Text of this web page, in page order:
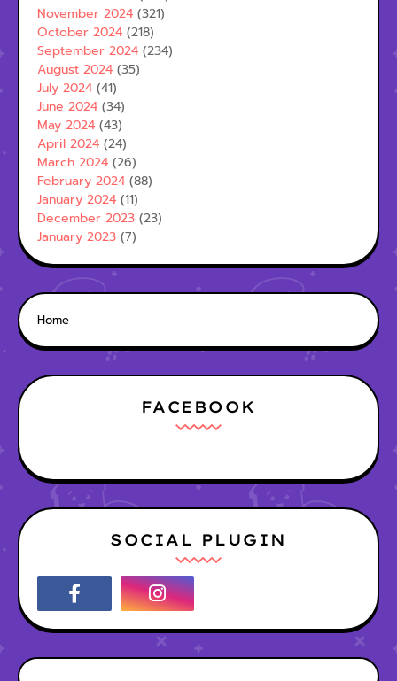
November 2024 (321)
October 2024 (218)
September 2024 (234)
August 2024 (35)
July 2024 (41)
June 2024 (34)
May 2024 (43)
April 2024 (24)
March 2024 (26)
February 2024 (88)
January 2024 (11)
December 2023 (23)
January 2023 (7)
Home
FACEBOOK
SOCIAL PLUGIN